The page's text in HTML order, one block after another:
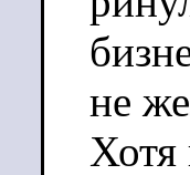
не
Хотя